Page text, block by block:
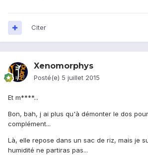
Citer
Xenomorphys
Posté(e) 5 juillet 2015
Et m****...
Bon, bah, j ai plus qu'à démonter le dos
complément...
Là, elle repose dans un sac de riz, mais je
humidité ne partiras pas...